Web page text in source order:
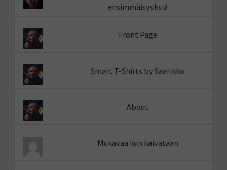
ensimmäisyyksiä
Front Page
Smart T-Shirts by Saarikko
About
Mukavaa kun kaivataan